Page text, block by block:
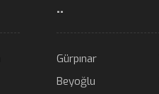
..
Gürpınar
Beyoğlu